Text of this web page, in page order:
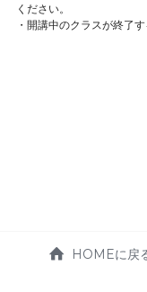
ください。
・開講中のクラスが終了
HOMEに戻